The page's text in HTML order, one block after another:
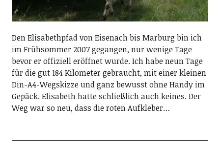
Den Elisabethpfad von Eisenach bis Marburg bin ich
im Frühsommer 2007 gegangen, nur wenige Tage
bevor er offiziell eröffnet wurde. Ich habe neun Tage
für die gut 184 Kilometer gebraucht, mit einer kleinen
Din-A4-Wegskizze und ganz bewusst ohne Handy im
Gepäck. Elisabeth hatte schließlich auch keines. Der
Weg war so neu, dass die roten Aufkleber…